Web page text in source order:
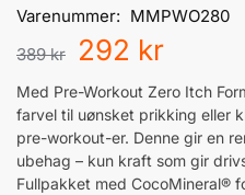
Varenummer: MMPWO280
389kr 292 kr
Med Pre-Workout Zero Itch
farvel til uønsket prikking eller
pre-workout-er. Denne gir en
ubehag – kun kraft som gir
Fullpakket med CocoMineral®